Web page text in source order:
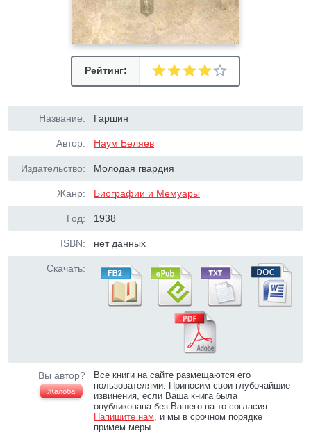
Рейтинг:
Название: Гаршин
Автор: Наум Беляев
Издательство: Молодая гвардия
Жанр: Биографии и Мемуары
Год: 1938
ISBN: нет данных
Скачать:
Вы автор?
Жалоба
Все книги на сайте размещаются его
пользователями. Приносим свои глубочайшие
извинения, если Ваша книга была
опубликована без Вашего на то согласия.
Напишите нам, и мы в срочном порядке
примем меры.